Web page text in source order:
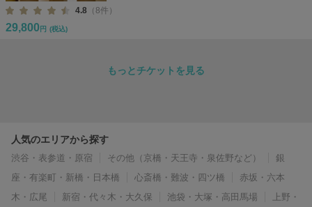
4.8 （8件）
29,800 円 (税込)
もっとチケットを見る
人気のエリアから探す
渋谷・表参道・原宿 その他（京橋・天王寺・泉佐野など）
銀
座・有楽町・新橋・日本橋
心斎橋・難波・四ツ橋
赤坂・六本
木・広尾
新宿・代々木・大久保 池袋・大塚・高田馬場
上野・